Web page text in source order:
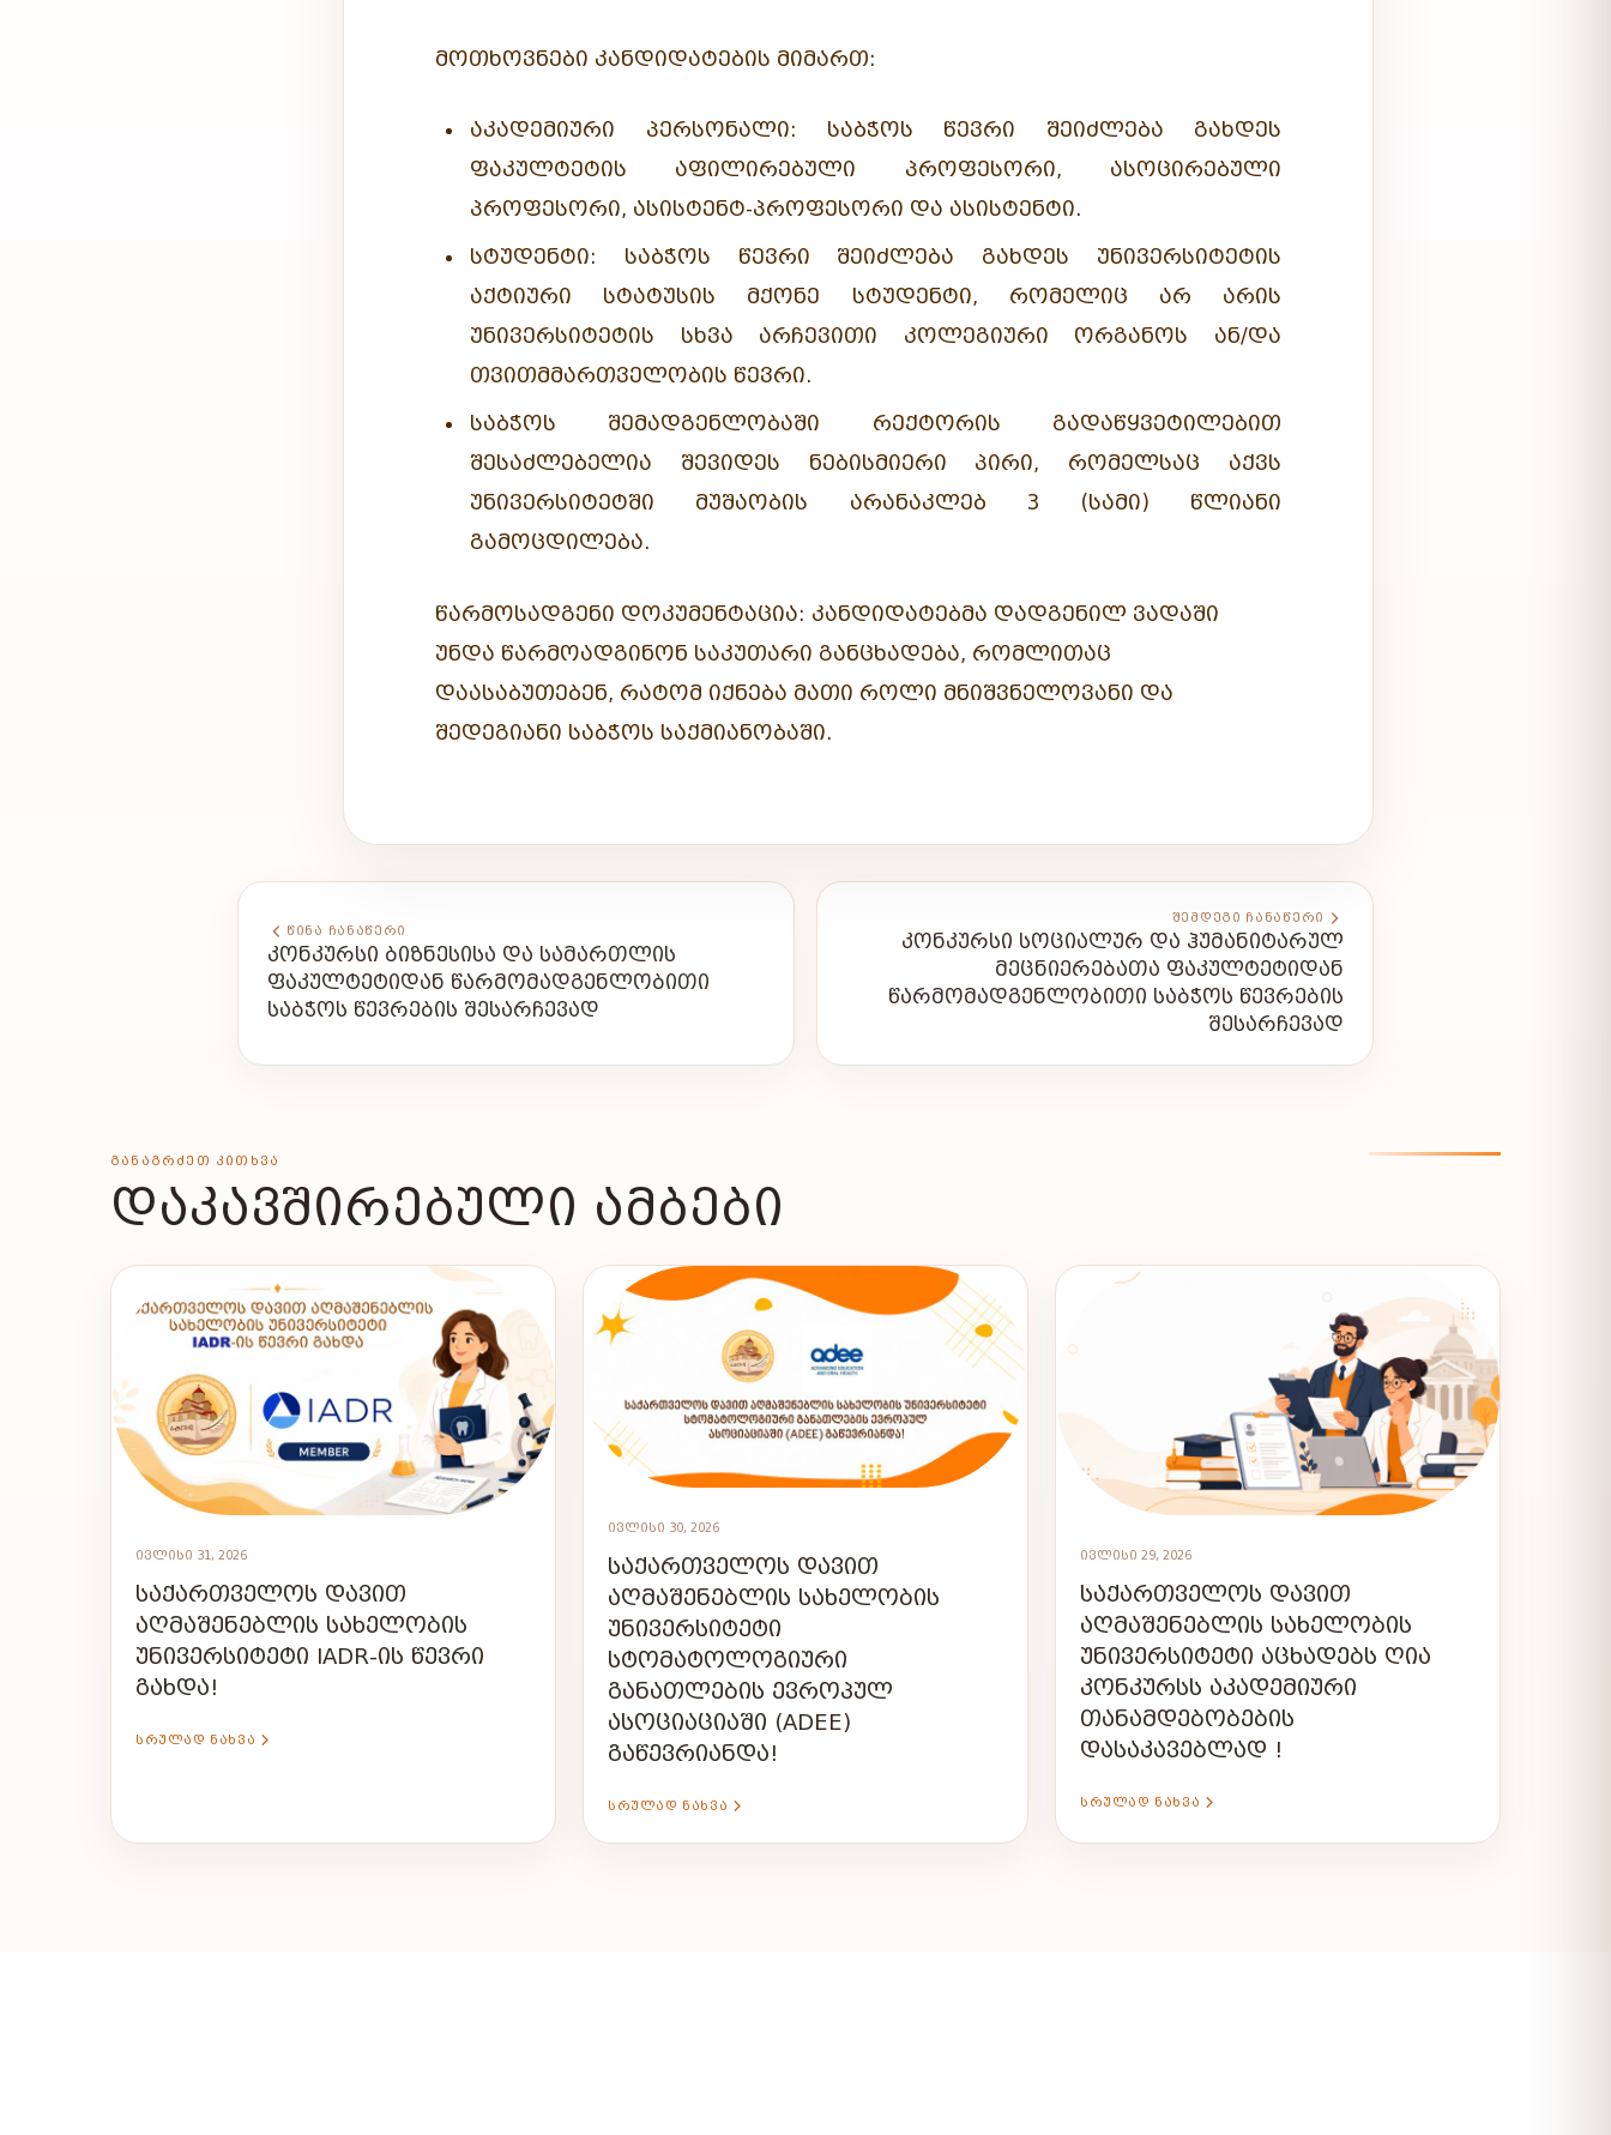
ᲛᲝᲗᲮᲝᲕᲜᲔᲑᲘ ᲙᲐᲜᲓᲘᲓᲐᲢᲔᲑᲘᲡ ᲛᲘᲛᲐᲠᲗ:
ᲐᲙᲐᲓᲔᲛᲘᲣᲠᲘ ᲞᲔᲠᲡᲝᲜᲐᲚᲘ: ᲡᲐᲑᲭᲝᲡ ᲬᲔᲕᲠᲘ ᲨᲔᲘᲫᲚᲔᲑᲐ ᲒᲐᲮᲓᲔᲡ
ᲤᲐᲙᲣᲚᲢᲔᲢᲘᲡ ᲐᲤᲘᲚᲘᲠᲔᲑᲣᲚᲘ ᲞᲠᲝᲤᲔᲡᲝᲠᲘ, ᲐᲡᲝᲪᲘᲠᲔᲑᲣᲚᲘ
ᲞᲠᲝᲤᲔᲡᲝᲠᲘ, ᲐᲡᲘᲡᲢᲔᲜᲢ-ᲞᲠᲝᲤᲔᲡᲝᲠᲘ ᲓᲐ ᲐᲡᲘᲡᲢᲔᲜᲢᲘ.
ᲡᲢᲣᲓᲔᲜᲢᲘ:
ᲡᲐᲑᲭᲝᲡ ᲬᲔᲕᲠᲘ ᲨᲔᲘᲫᲚᲔᲑᲐ ᲒᲐᲮᲓᲔᲡ ᲣᲜᲘᲕᲔᲠᲡᲘᲢᲔᲢᲘᲡ
ᲐᲥᲢᲘᲣᲠᲘ ᲡᲢᲐᲢᲣᲡᲘᲡ ᲛᲥᲝᲜᲔ ᲡᲢᲣᲓᲔᲜᲢᲘ, ᲠᲝᲛᲔᲚᲘᲪ ᲐᲠ ᲐᲠᲘᲡ
ᲣᲜᲘᲕᲔᲠᲡᲘᲢᲔᲢᲘᲡ ᲡᲮᲕᲐ ᲐᲠᲩᲔᲕᲘᲗᲘ ᲙᲝᲚᲔᲒᲘᲣᲠᲘ ᲝᲠᲒᲐᲜᲝᲡ ᲐᲜ/ᲓᲐ
ᲗᲕᲘᲗᲛᲛᲐᲠᲗᲕᲔᲚᲝᲑᲘᲡ ᲬᲔᲕᲠᲘ.
ᲡᲐᲑᲭᲝᲡ ᲨᲔᲛᲐᲓᲒᲔᲜᲚᲝᲑᲐᲨᲘ ᲠᲔᲥᲢᲝᲠᲘᲡ ᲒᲐᲓᲐᲬᲧᲕᲔᲢᲘᲚᲔᲑᲘᲗ
ᲨᲔᲡᲐᲫᲚᲔᲑᲔᲚᲘᲐ ᲨᲔᲕᲘᲓᲔᲡ ᲜᲔᲑᲘᲡᲛᲘᲔᲠᲘ ᲞᲘᲠᲘ, ᲠᲝᲛᲔᲚᲡᲐᲪ ᲐᲥᲕᲡ
ᲣᲜᲘᲕᲔᲠᲡᲘᲢᲔᲢᲨᲘ ᲛᲣᲨᲐᲝᲑᲘᲡ ᲐᲠᲐᲜᲐᲙᲚᲔᲑ 3 (ᲡᲐᲛᲘ) ᲬᲚᲘᲐᲜᲘ
ᲒᲐᲛᲝᲪᲓᲘᲚᲔᲑᲐ.
ᲬᲐᲠᲛᲝᲡᲐᲓᲒᲔᲜᲘ ᲓᲝᲙᲣᲛᲔᲜᲢᲐᲪᲘᲐ: ᲙᲐᲜᲓᲘᲓᲐᲢᲔᲑᲛᲐ ᲓᲐᲓᲒᲔᲜᲘᲚ ᲕᲐᲓᲐᲨᲘ
ᲣᲜᲓᲐ ᲬᲐᲠᲛᲝᲐᲓᲒᲘᲜᲝᲜ ᲡᲐᲙᲣᲗᲐᲠᲘ ᲒᲐᲜᲪᲮᲐᲓᲔᲑᲐ, ᲠᲝᲛᲚᲘᲗᲐᲪ
ᲓᲐᲐᲡᲐᲑᲣᲗᲔᲑᲔᲜ, ᲠᲐᲢᲝᲛ ᲘᲥᲜᲔᲑᲐ ᲛᲐᲗᲘ ᲠᲝᲚᲘ ᲛᲜᲘᲨᲕᲜᲔᲚᲝᲕᲐᲜᲘ ᲓᲐ
ᲨᲔᲓᲔᲒᲘᲐᲜᲘ ᲡᲐᲑᲭᲝᲡ ᲡᲐᲥᲛᲘᲐᲜᲝᲑᲐᲨᲘ.
ᲬᲘᲜᲐ ᲩᲐᲜᲐᲬᲔᲠᲘ
ᲙᲝᲜᲙᲣᲠᲡᲘ ᲑᲘᲖᲜᲔᲡᲘᲡᲐ ᲓᲐ ᲡᲐᲛᲐᲠᲗᲚᲘᲡ
ᲤᲐᲙᲣᲚᲢᲔᲢᲘᲓᲐᲜ ᲬᲐᲠᲛᲝᲛᲐᲓᲒᲔᲜᲚᲝᲑᲘᲗᲘ
ᲡᲐᲑᲭᲝᲡ ᲬᲔᲕᲠᲔᲑᲘᲡ ᲨᲔᲡᲐᲠᲩᲔᲕᲐᲓ
ᲨᲔᲛᲓᲔᲒᲘ ᲩᲐᲜᲐᲬᲔᲠᲘ
ᲙᲝᲜᲙᲣᲠᲡᲘ ᲡᲝᲪᲘᲐᲚᲣᲠ ᲓᲐ ᲰᲣᲛᲐᲜᲘᲢᲐᲠᲣᲚ
ᲛᲔᲪᲜᲘᲔᲠᲔᲑᲐᲗᲐ ᲤᲐᲙᲣᲚᲢᲔᲢᲘᲓᲐᲜ
ᲬᲐᲠᲛᲝᲛᲐᲓᲒᲔᲜᲚᲝᲑᲘᲗᲘ ᲡᲐᲑᲭᲝᲡ ᲬᲔᲕᲠᲔᲑᲘᲡ
ᲨᲔᲡᲐᲠᲩᲔᲕᲐᲓ
ᲒᲐᲜᲐᲒᲠᲫᲔᲗ ᲙᲘᲗᲮᲕᲐ
ᲓᲐᲙᲐᲕᲨᲘᲠᲔᲑᲣᲚᲘ ᲐᲛᲑᲔᲑᲘ
ᲘᲕᲚᲘᲡᲘ 31, 2026
ᲡᲐᲥᲐᲠᲗᲕᲔᲚᲝᲡ ᲓᲐᲕᲘᲗ
ᲐᲦᲛᲐᲨᲔᲜᲔᲑᲚᲘᲡ ᲡᲐᲮᲔᲚᲝᲑᲘᲡ
ᲣᲜᲘᲕᲔᲠᲡᲘᲢᲔᲢᲘ IADR-ᲘᲡ ᲬᲔᲕᲠᲘ
ᲒᲐᲮᲓᲐ!
ᲡᲠᲣᲚᲐᲓ ᲜᲐᲮᲕᲐ
ᲘᲕᲚᲘᲡᲘ 30, 2026
ᲡᲐᲥᲐᲠᲗᲕᲔᲚᲝᲡ ᲓᲐᲕᲘᲗ
ᲐᲦᲛᲐᲨᲔᲜᲔᲑᲚᲘᲡ ᲡᲐᲮᲔᲚᲝᲑᲘᲡ
ᲣᲜᲘᲕᲔᲠᲡᲘᲢᲔᲢᲘ
ᲡᲢᲝᲛᲐᲢᲝᲚᲝᲒᲘᲣᲠᲘ
ᲒᲐᲜᲐᲗᲚᲔᲑᲘᲡ ᲔᲕᲠᲝᲞᲣᲚ
ᲐᲡᲝᲪᲘᲐᲪᲘᲐᲨᲘ (ADEE)
ᲒᲐᲬᲔᲕᲠᲘᲐᲜᲓᲐ!
ᲡᲠᲣᲚᲐᲓ ᲜᲐᲮᲕᲐ
ᲘᲕᲚᲘᲡᲘ 29, 2026
ᲡᲐᲥᲐᲠᲗᲕᲔᲚᲝᲡ ᲓᲐᲕᲘᲗ
ᲐᲦᲛᲐᲨᲔᲜᲔᲑᲚᲘᲡ ᲡᲐᲮᲔᲚᲝᲑᲘᲡ
ᲣᲜᲘᲕᲔᲠᲡᲘᲢᲔᲢᲘ ᲐᲪᲮᲐᲓᲔᲑᲡ ᲦᲘᲐ
ᲙᲝᲜᲙᲣᲠᲡᲡ ᲐᲙᲐᲓᲔᲛᲘᲣᲠᲘ
ᲗᲐᲜᲐᲛᲓᲔᲑᲝᲑᲔᲑᲘᲡ
ᲓᲐᲡᲐᲙᲐᲕᲔᲑᲚᲐᲓ !
ᲡᲠᲣᲚᲐᲓ ᲜᲐᲮᲕᲐ